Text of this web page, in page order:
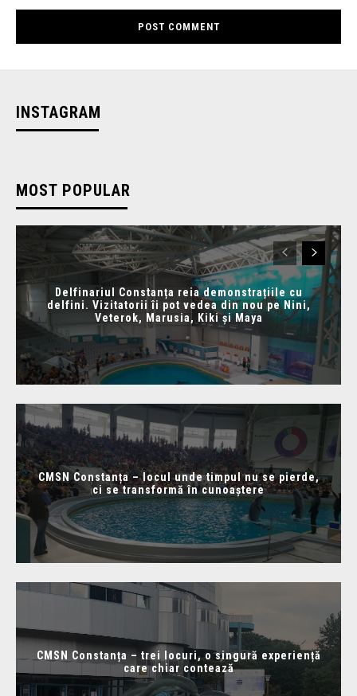
INSTAGRAM
MOST POPULAR
Delfinariul Constanța reia demonstrațiile cu
delfini. Vizitatorii îi pot vedea din nou pe Nini,
Veterok, Marusia, Kiki și Maya
CMSN Constanța – locul unde timpul nu se pierde,
ci se transformă în cunoaștere
CMSN Constanța – trei locuri, o singură experiență
care chiar contează